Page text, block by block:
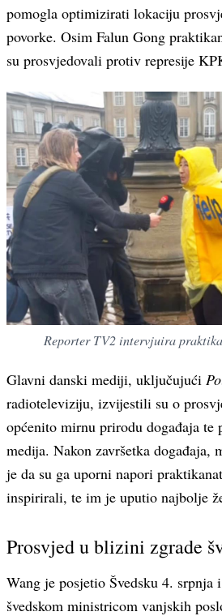
pomogla optimizirati lokaciju
povorke. Osim Falun Gong
su prosvjedovali protiv represije
Reporter TV2 intervjuira
Glavni danski mediji, uključujući
radioteleviziju, izvijestili su o
općenito mirnu prirodu događaja te
medija. Nakon završetka događaja,
je da su ga uporni napori
inspirirali, te im je uputio najbolje
Prosvjed u blizini zgrade
Wang je posjetio Švedsku 4. srpnja
švedskom ministricom vanjskih